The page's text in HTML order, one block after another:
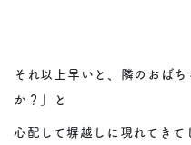
それ以上早いと、隣のおば
か？」と
心配して塀越しに現れてきて